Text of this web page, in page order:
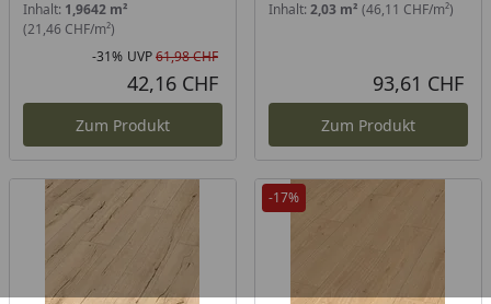
Inhalt: 1,9642 m²
(21,46 CHF/m²)
Rabatt in Prozent
-31%
Ursprünglicher Preis
UVP61,98 CHF
42,16 CHF
Zum Produkt
Inhalt: 2,03 m² (46,11 CHF/m²)
93,61 CHF
Zum Produkt
-17%